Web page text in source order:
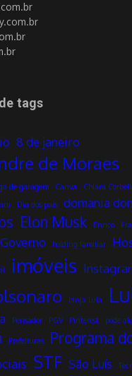
tags
8 de janeiro
de Moraes
de garagem Canva Chiara
Dia dos pais domania
Elon Musk Enrico
Governo holding familiar
imóveis
Janja Lula
Pensador PGV Pinterest pode
Prefeituras Programa
STF São Luís